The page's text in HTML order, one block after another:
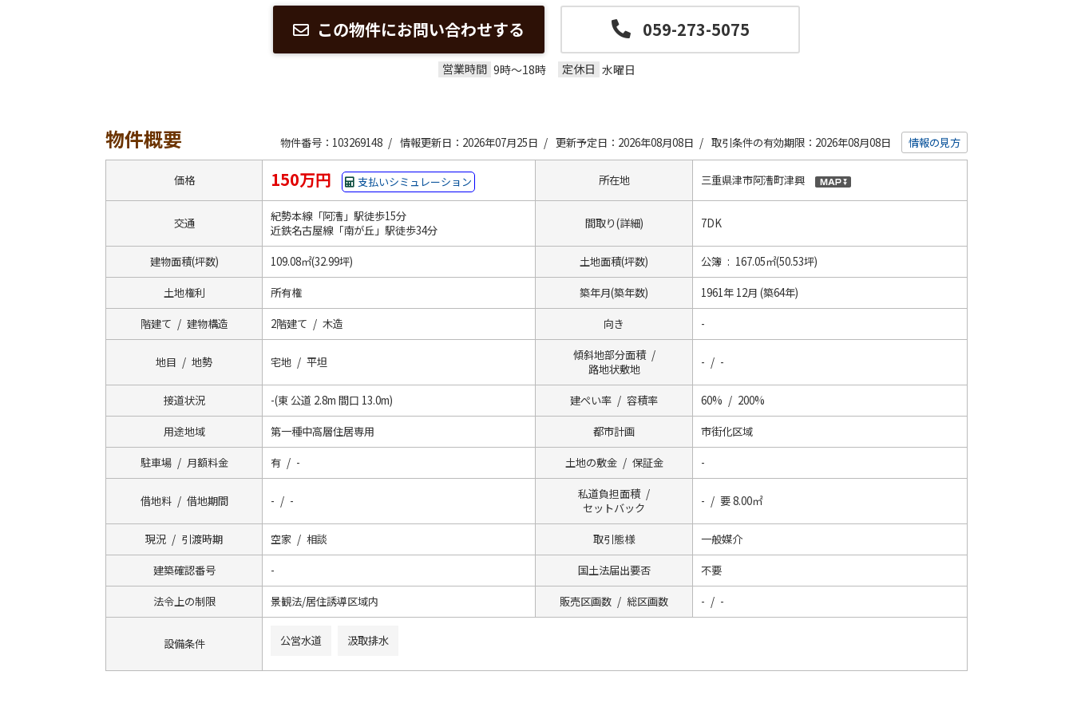
この物件にお問い合わせする 059-273-5075
営業時間 9時～18時 定休日 水曜日
物件概要 物件番号：103269148 / 情報更新日：2026年07月25日 / 更新予定日：2026年08月08日 / 取引条件の有効期限：2026年08月08日 情報の見方
価格 150万円 支払いシミュレーション 所在地 三重県津市阿漕町津興
交通
紀勢本線「阿漕」駅徒歩15分
近鉄名古屋線「南が丘」駅徒歩34分
間取り(詳細) 7DK
建物面積(坪数) 109.08㎡(32.99坪) 土地面積(坪数) 公簿 : 167.05㎡(50.53坪)
土地権利 所有権 築年月(築年数) 1961年 12月 (築64年)
階建て / 建物構造 2階建て / 木造 向き -
地目 / 地勢 宅地 / 平坦
傾斜地部分面積 /
路地状敷地
- / -
接道状況 -(東 公道 2.8m 間口 13.0m) 建ぺい率 / 容積率 60% / 200%
用途地域 第一種中高層住居専用 都市計画 市街化区域
駐車場 / 月額料金 有 / - 土地の敷金 / 保証金 -
借地料 / 借地期間 - / -
私道負担面積 /
セットバック
- / 要 8.00㎡
現況 / 引渡時期 空家 / 相談 取引態様 一般媒介
建築確認番号 - 国土法届出要否 不要
法令上の制限 景観法/居住誘導区域内 販売区画数 / 総区画数 - / -
設備条件 公営水道 汲取排水